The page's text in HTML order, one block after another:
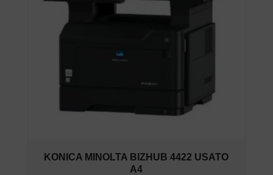
KONICA MINOLTA BIZHUB 4422 USATO
A4